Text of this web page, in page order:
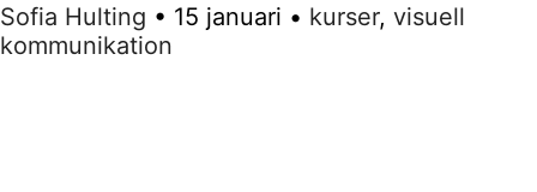
Sofia Hulting • 15 januari • kurser, visuell
kommunikation